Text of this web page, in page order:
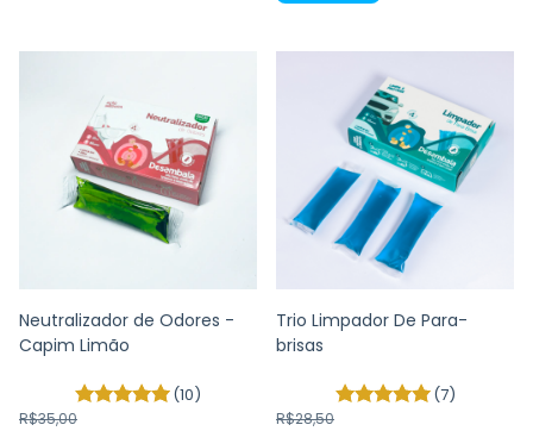
Neutralizador de Odores -
Capim Limão
(10)
R$35,00
Trio Limpador De Para-
brisas
(7)
R$28,50